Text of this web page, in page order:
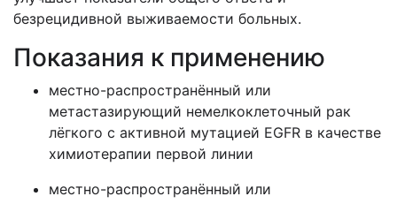
безрецидивной выживаемости больных.
Показания к применению
местно-распространённый или
метастазирующий немелкоклеточный рак
лёгкого с активной мутацией EGFR в качестве
химиотерапии первой линии
местно-распространённый или